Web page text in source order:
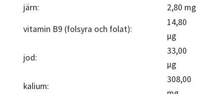
järn:
2,80 mg
vitamin B9 (folsyra och folat):
14,80
µg
jod:
33,00
µg
kalium:
308,00